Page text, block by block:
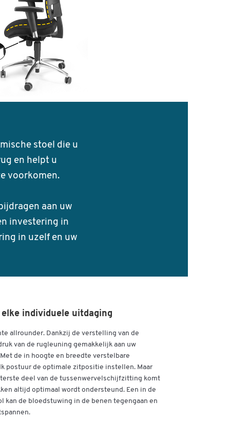
u
stoel die u
en helpt u
voorkomen.
aan uw
investering in
in uzelf en uw
individuele uitdaging
allrounder. Dankzij de verstelling van de
van de rugleuning gemakkelijk aan uw
de in hoogte en breedte verstelbare
postuur de optimale zitpositie instellen. Maar
deel van de tussenwervelschijfzitting komt
altijd optimaal wordt ondersteund. Een in de
de bloedstuwing in de benen tegengaan en